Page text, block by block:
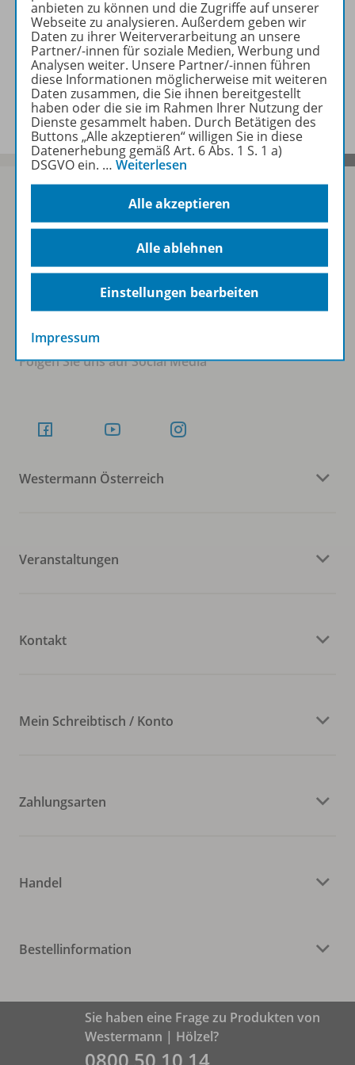
Beschreibung
Lösungen zu folgenden Werken
Sofort profitieren
Zum Newsletter anmelden
Folgen Sie uns auf Social Media
Westermann Österreich
Veranstaltungen
Kontakt
Mein Schreibtisch / Konto
Zahlungsarten
Handel
Bestellinformation
Sie haben eine Frage zu Produkten von
Westermann | Hölzel?
0800 50 10 14
anbieten zu können und die Zugriffe auf unserer
Webseite zu analysieren. Außerdem geben wir
Daten zu ihrer Weiterverarbeitung an unsere
Partner/-innen für soziale Medien, Werbung und
Analysen weiter. Unsere Partner/-innen führen
diese Informationen möglicherweise mit weiteren
Daten zusammen, die Sie ihnen bereitgestellt
haben oder die sie im Rahmen Ihrer Nutzung der
Dienste gesammelt haben. Durch Betätigen des
Buttons „Alle akzeptieren“ willigen Sie in diese
Datenerhebung gemäß Art. 6 Abs. 1 S. 1 a)
DSGVO ein. … Weiterlesen
Alle akzeptieren
Alle ablehnen
Einstellungen bearbeiten
Impressum